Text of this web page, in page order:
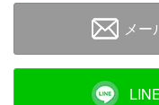
メー